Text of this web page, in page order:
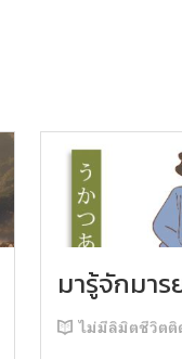
มารู้จักมาร
ไม่มีลิมิตชีวิต